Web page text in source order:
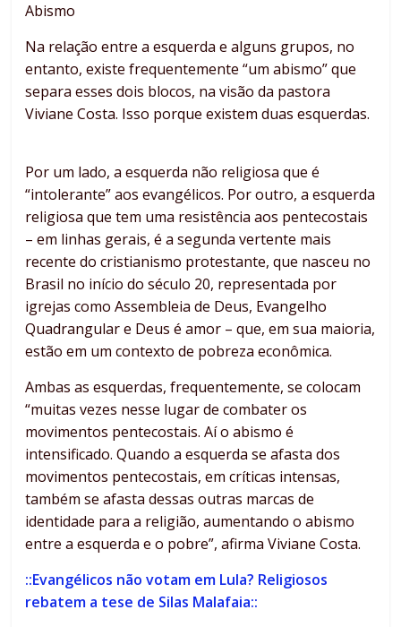
Abismo
Na relação entre a esquerda e alguns grupos, no
entanto, existe frequentemente “um abismo” que
separa esses dois blocos, na visão da pastora
Viviane Costa. Isso porque existem duas esquerdas.
Por um lado, a esquerda não religiosa que é
“intolerante” aos evangélicos. Por outro, a esquerda
religiosa que tem uma resistência aos pentecostais
– em linhas gerais, é a segunda vertente mais
recente do cristianismo protestante, que nasceu no
Brasil no início do século 20, representada por
igrejas como Assembleia de Deus, Evangelho
Quadrangular e Deus é amor – que, em sua maioria,
estão em um contexto de pobreza econômica.
Ambas as esquerdas, frequentemente, se colocam
“muitas vezes nesse lugar de combater os
movimentos pentecostais. Aí o abismo é
intensificado. Quando a esquerda se afasta dos
movimentos pentecostais, em críticas intensas,
também se afasta dessas outras marcas de
identidade para a religião, aumentando o abismo
entre a esquerda e o pobre”, afirma Viviane Costa.
::Evangélicos não votam em Lula? Religiosos
rebatem a tese de Silas Malafaia::